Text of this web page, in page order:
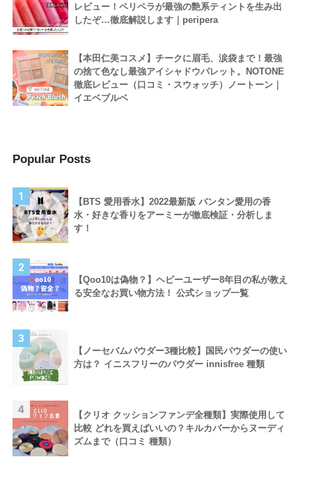
レビュー！ペリペラが最強の艶系ティントを生み出
したぞ…徹底解説します｜peripera
【本田仁美コスメ】チークに眉毛、涙袋まで！最強
の捨て色なし最強アイシャドウパレット。NOTONE
徹底レビュー（口コミ・スウォッチ）ノートーン｜
イエベブルベ
Popular Posts
1
【BTS 愛用香水】2022最新版 バンタン愛用の香
水・好きな香りをアーミーが徹底検証・分析しま
す！
2
【Qoo10は偽物？】ヘビーユーザー8年目の私が教え
る安全なお買い物方法！ 公式ショップ一覧
3
【ノーセバムパウダー3種比較】国民パウダーの使い
方は？ イニスフリーのパウダー innisfree 種類
4
【クリオ クッションファンデ全種類】実際使用して
比較 どれを買えばいいの？キルカバーからヌーディ
ズムまで（口コミ 種類）